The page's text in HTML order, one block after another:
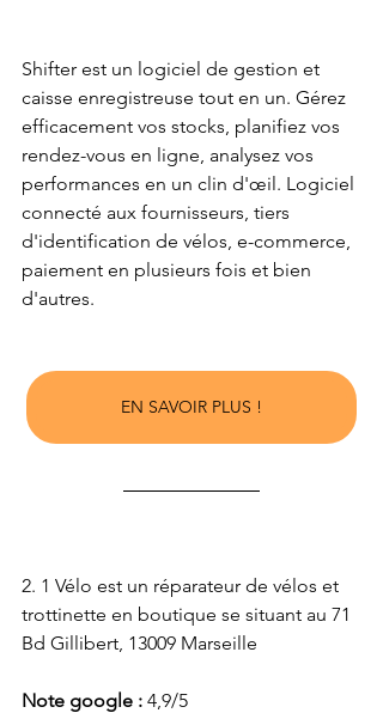
Shifter est un logiciel de gestion et
caisse enregistreuse tout en un. Gérez
efficacement vos stocks, planifiez vos
rendez-vous en ligne, analysez vos
performances en un clin d'œil. Logiciel
connecté aux fournisseurs, tiers
d'identification de vélos, e-commerce,
paiement en plusieurs fois et bien
d'autres.
EN SAVOIR PLUS !
2. 1 Vélo est un réparateur de vélos et
trottinette en boutique se situant au 71
Bd Gillibert, 13009 Marseille
Note google : 4,9/5